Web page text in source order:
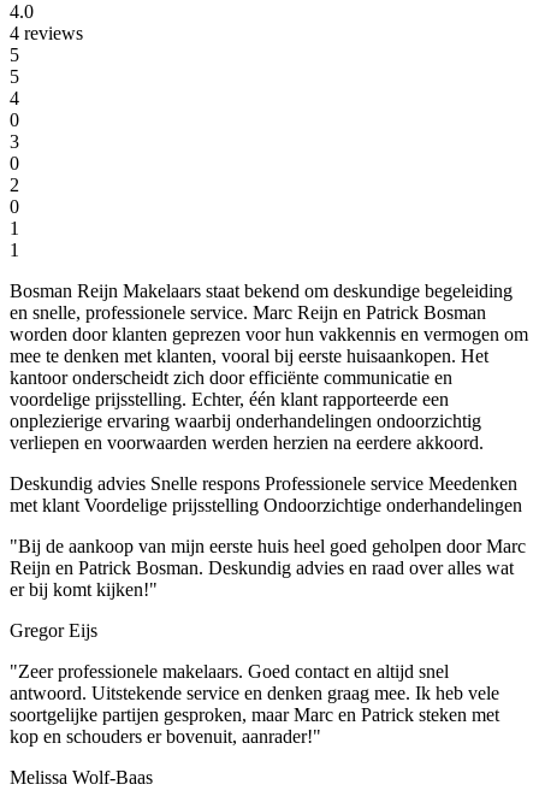
4.0
4 reviews
5
5
4
0
3
0
2
0
1
1
Bosman Reijn Makelaars staat bekend om deskundige begeleiding
en snelle, professionele service. Marc Reijn en Patrick Bosman
worden door klanten geprezen voor hun vakkennis en vermogen om
mee te denken met klanten, vooral bij eerste huisaankopen. Het
kantoor onderscheidt zich door efficiënte communicatie en
voordelige prijsstelling. Echter, één klant rapporteerde een
onplezierige ervaring waarbij onderhandelingen ondoorzichtig
verliepen en voorwaarden werden herzien na eerdere akkoord.
Deskundig advies Snelle respons Professionele service Meedenken
met klantVoordelige prijsstelling Ondoorzichtige onderhandelingen
"Bij de aankoop van mijn eerste huis heel goed geholpen door Marc
Reijn en Patrick Bosman. Deskundig advies en raad over alles wat
er bij komt kijken!"
Gregor Eijs
"Zeer professionele makelaars. Goed contact en altijd snel
antwoord. Uitstekende service en denken graag mee. Ik heb vele
soortgelijke partijen gesproken, maar Marc en Patrick steken met
kop en schouders er bovenuit, aanrader!"
Melissa Wolf-Baas